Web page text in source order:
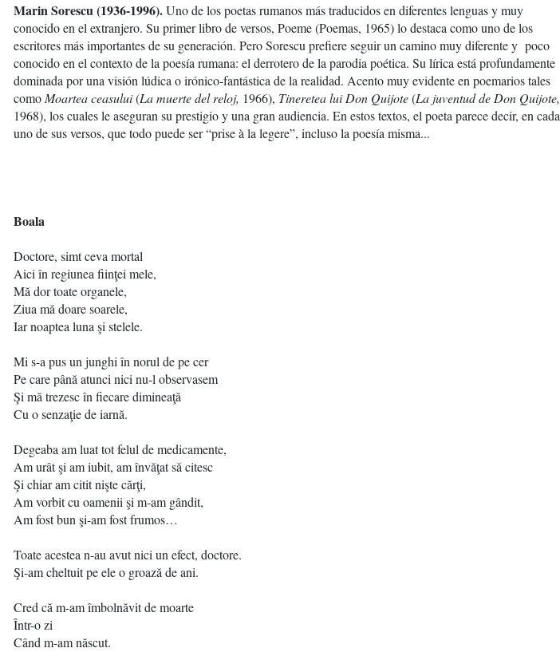
Marin Sorescu (1936-1996).Uno de los poetas rumanos más traducidos en diferentes lenguas y muy
conocido en el extranjero. Su primer libro de versos, Poeme (Poemas, 1965) lo destaca como uno de los
escritores más importantes de su generación. Pero Sorescu prefiere seguir un camino muy diferente y poco
conocido en el contexto de la poesía rumana: el derrotero de la parodia poética. Su lírica está profundamente
dominada por una visión lúdica o irónico-fantástica de la realidad. Acento muy evidente en poemarios tales
como Moartea ceasului(La muerte del reloj, 1966), Tineretea lui Don Quijote(La juventud de Don Quijote,
1968), los cuales le aseguran su prestigio y una gran audiencia. En estos textos, el poeta parece decir, en cada
uno de sus versos, que todo puede ser “prise à la legere”, incluso la poesía misma...
Boala
Doctore, simt ceva mortal
Aici în regiunea fiinţei mele,
Mă dor toate organele,
Ziua mă doare soarele,
Iar noaptea luna şi stelele.
Mi s-a pus un junghi în norul de pe cer
Pe care până atunci nici nu-l observasem
Şi mă trezesc în fiecare dimineaţă
Cu o senzaţie de iarnă.
Degeaba am luat tot felul de medicamente,
Am urât şi am iubit, am învăţat să citesc
Şi chiar am citit nişte cărţi,
Am vorbit cu oamenii şi m-am gândit,
Am fost bun şi-am fost frumos…
Toate acestea n-au avut nici un efect, doctore.
Şi-am cheltuit pe ele o groază de ani.
Cred că m-am îmbolnăvit de moarte
Într-o zi
Când m-am născut.